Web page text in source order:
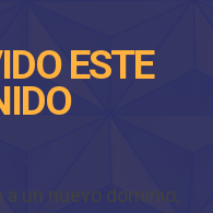
ESTE
un nuevo dominio,